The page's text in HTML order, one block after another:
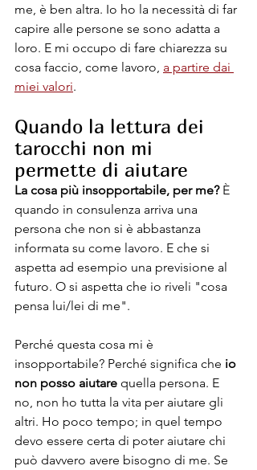
me, è ben altra. Io ho la necessità di far
capire alle persone se sono adatta a
loro. E mi occupo di fare chiarezza su
cosa faccio, come lavoro, a partire dai
miei valori.
Quando la lettura dei
tarocchi non mi
permette di aiutare
La cosa più insopportabile, per me? È
quando in consulenza arriva una
persona che non si è abbastanza
informata su come lavoro. E che si
aspetta ad esempio una previsione al
futuro. O si aspetta che io riveli "cosa
pensa lui/lei di me".
Perché questa cosa mi è
insopportabile? Perché significa che io
non posso aiutare quella persona. E
no, non ho tutta la vita per aiutare gli
altri. Ho poco tempo; in quel tempo
devo essere certa di poter aiutare chi
può davvero avere bisogno di me. Se